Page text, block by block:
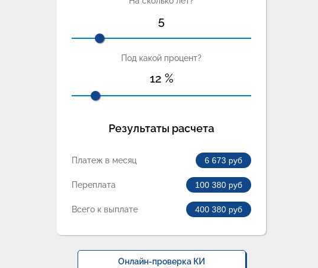
5
Под какой процент?
12 %
Результаты расчета
Платеж в месяц 6 673 руб
Переплата 100 380 руб
Всего к выплате 400 380 руб
Онлайн-проверка КИ